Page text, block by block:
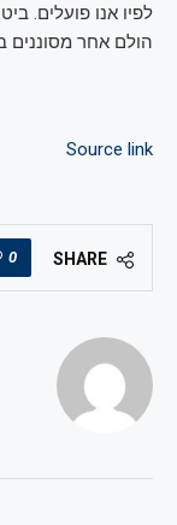
לפיו אנו פועלים.
הולם אחר מסוננים
Source link
SHARE
0